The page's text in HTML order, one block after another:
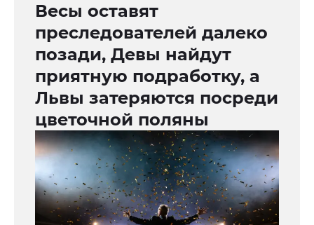
Весы оставят
преследователей далеко
позади, Девы найдут
приятную подработку, а
Львы затеряются посреди
цветочной поляны